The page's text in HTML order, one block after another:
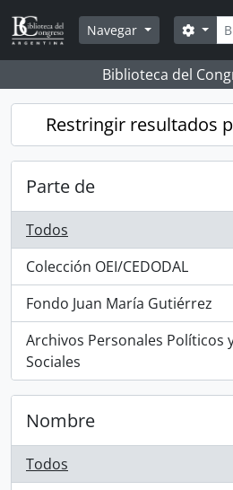
Skip to main content
Navegar
Biblioteca del
Restringir resultados
Parte de
Todos
Colección OEI/CEDODAL
, 472 resultados
Fondo Juan María Gutiérrez
, 353 resultados
Archivos Personales Políticos
Sociales
, 2 resultados
Nombre
Todos